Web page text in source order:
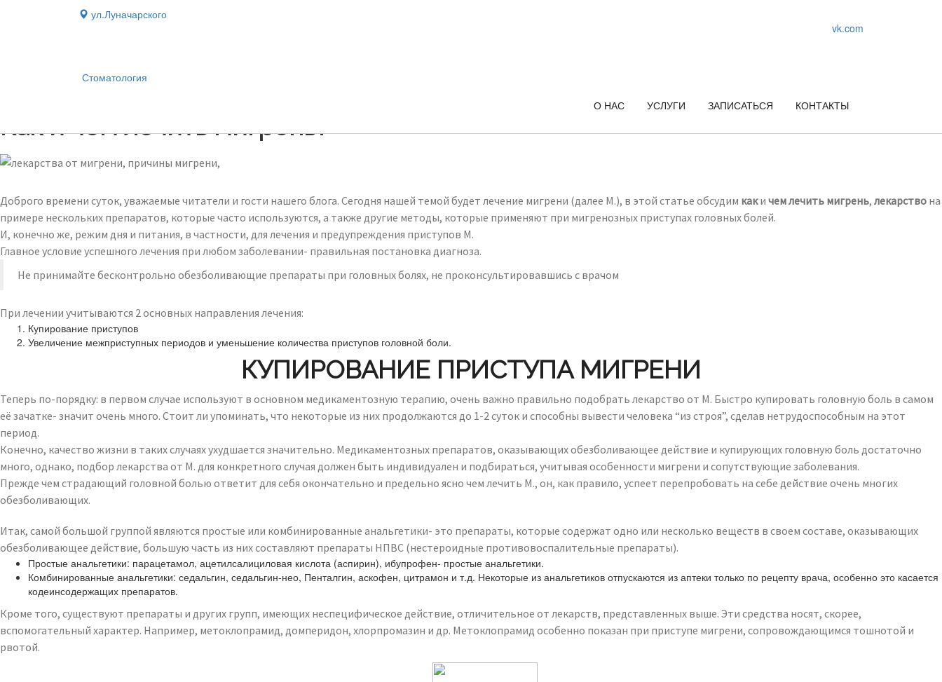
ул.Луначарского
vk.com
Стоматология
О НАС
УСЛУГИ ЗАПИСАТЬСЯ КОНТАКТЫ
Как и чем лечить мигрень?
Доброго времени суток, уважаемые читатели и гости нашего блога. Сегодня нашей темой будет лечение мигрени (далее М.), в этой статье обсудим каки чем лечить мигрень, лекарство на
примере нескольких препаратов, которые часто используются, а также другие методы, которые применяют при мигренозных приступах головных болей.
И, конечно же, режим дня и питания, в частности, для лечения и предупреждения приступов М.
Главное условие успешного лечения при любом заболевании- правильная постановка диагноза.
Не принимайте бесконтрольно обезболивающие препараты при головных болях, не проконсультировавшись с врачом
При лечении учитываются 2 основных направления лечения:
Купирование приступов
Увеличение межприступных периодов и уменьшение количества приступов головной боли.
КУПИРОВАНИЕ ПРИСТУПА МИГРЕНИ
Теперь по-порядку: в первом случае используют в основном медикаментозную терапию, очень важно правильно подобрать лекарство от М. Быстро купировать головную боль в самом
её зачатке- значит очень много. Стоит ли упоминать, что некоторые из них продолжаются до 1-2 суток и способны вывести человека “из строя”, сделав нетрудоспособным на этот
период.
Конечно, качество жизни в таких случаях ухудшается значительно. Медикаментозных препаратов, оказывающих обезболивающее действие и купирующих головную боль достаточно
много, однако, подбор лекарства от М. для конкретного случая должен быть индивидуален и подбираться, учитывая особенности мигрени и сопутствующие заболевания.
Прежде чем страдающий головной болью ответит для себя окончательно и предельно ясно чем лечить М., он, как правило, успеет перепробовать на себе действие очень многих
обезболивающих.
Итак, самой большой группой являются простые или комбинированные анальгетики- это препараты, которые содержат одно или несколько веществ в своем составе, оказывающих
обезболивающее действие, большую часть из них составляют препараты НПВС (нестероидные противовоспалительные препараты).
Простые анальгетики: парацетамол, ацетилсалициловая кислота (аспирин), ибупрофен- простые анальгетики.
Комбинированные анальгетики: седальгин, седальгин-нео, Пенталгин, аскофен, цитрамон и т.д. Некоторые из анальгетиков отпускаются из аптеки только по рецепту врача, особенно это касается
кодеинсодержащих препаратов.
Кроме того, существуют препараты и других групп, имеющих неспецифическое действие, отличительное от лекарств, представленных выше. Эти средства носят, скорее,
вспомогательный характер. Например, метоклопрамид, домперидон, хлорпромазин и др. Метоклопрамид особенно показан при приступе мигрени, сопровождающимся тошнотой и
рвотой.